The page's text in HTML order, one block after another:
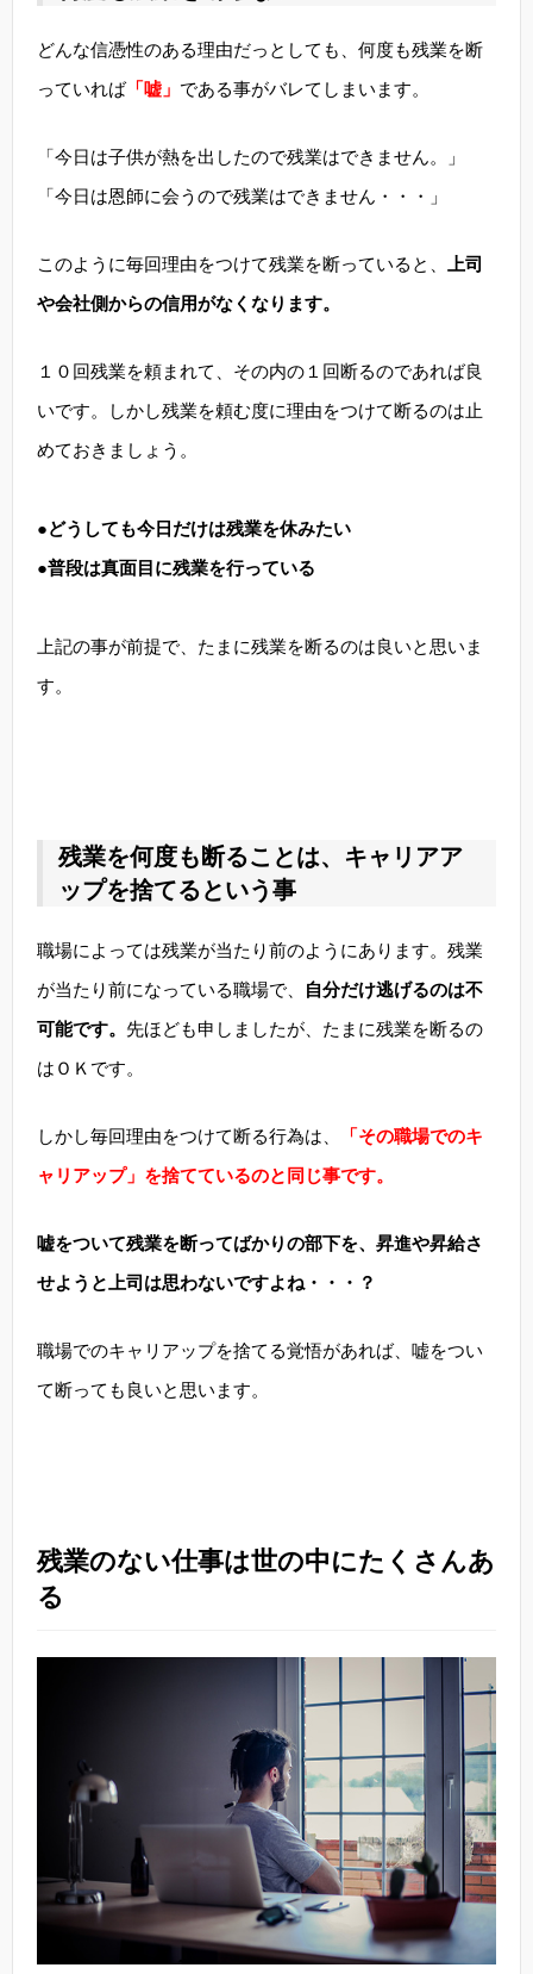
どんな信憑性のある理由だっとしても、何度も残業を断
っていれば「嘘」 である事がバレてしまいます。
「今日は子供が熱を出したので残業はできません。」
「今日は恩師に会うので残業はできません・・・」
このように毎回理由をつけて残業を断っていると、
上司
や会社側からの信用がなくなります。
１０回残業を頼まれて、その内の１回断るのであれば良
いです。しかし残業を頼む度に理由をつけて断るのは止
めておきましょう。
●どうしても今日だけは残業を休みたい
●普段は真面目に残業を行っている
上記の事が前提で、たまに残業を断るのは良いと思いま
す。
残業を何度も断ることは、キャリアア
ップを捨てるという事
職場によっては残業が当たり前のようにあります。残業
が当たり前になっている職場で、
自分だけ逃げるのは不
可能です。 先ほども申しましたが、たまに残業を断るの
はＯＫです。
しかし毎回理由をつけて断る行為は、
「その職場でのキ
ャリアップ」を捨てているのと同じ事です。
嘘をついて残業を断ってばかりの部下を、昇進や昇給さ
せようと上司は思わないですよね・・・？
職場でのキャリアップを捨てる覚悟があれば、嘘をつい
て断っても良いと思います。
残業のない仕事は世の中にたくさんあ
る